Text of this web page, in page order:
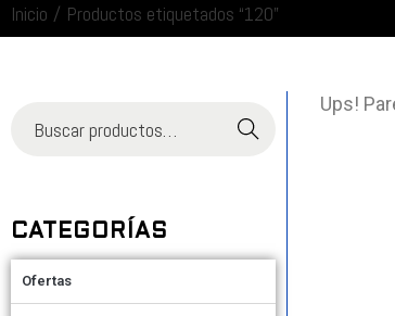
ENTRAR
Inicio / Productos etiquetados “120”
Buscar
CATEGORÍAS
Ofertas
Ups!